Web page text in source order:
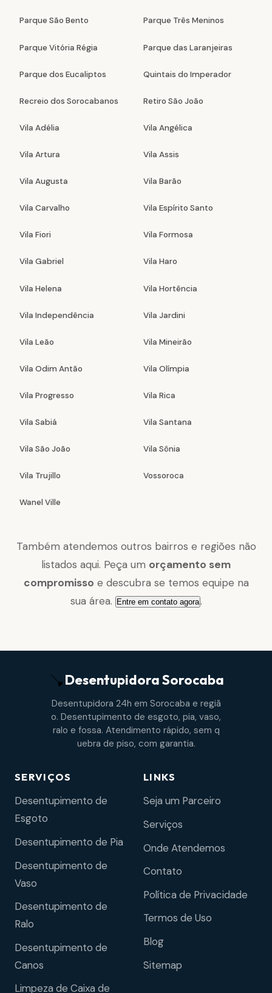
Parque São Bento Parque Três Meninos
Parque Vitória Régia Parque das Laranjeiras
Parque dos Eucaliptos Quintais do Imperador
Recreio dos Sorocabanos Retiro São João
Vila Adélia Vila Angélica
Vila Artura Vila Assis
Vila Augusta Vila Barão
Vila Carvalho Vila Espírito Santo
Vila Fiori Vila Formosa
Vila Gabriel Vila Haro
Vila Helena Vila Hortência
Vila Independência Vila Jardini
Vila Leão Vila Mineirão
Vila Odim Antão Vila Olímpia
Vila Progresso Vila Rica
Vila Sabiá Vila Santana
Vila São João Vila Sônia
Vila Trujillo Vossoroca
Wanel Ville
Também atendemos outros bairros e regiões não
listados aqui. Peça um orçamento sem
compromisso e descubra se temos equipe na
sua área. Entre em contato agora.
DesentupidoraSorocaba
Desentupidora 24h em Sorocaba e regiã
o. Desentupimento de esgoto, pia, vaso,
ralo e fossa. Atendimento rápido, sem q
uebra de piso, com garantia.
SERVIÇOS
Desentupimento de
Esgoto
Desentupimento de Pia
Desentupimento de
Vaso
Desentupimento de
Ralo
Desentupimento de
Canos
Limpeza de Caixa de
LINKS
Seja um Parceiro
Serviços
Onde Atendemos
Contato
Política de Privacidade
Termos de Uso
Blog
Sitemap